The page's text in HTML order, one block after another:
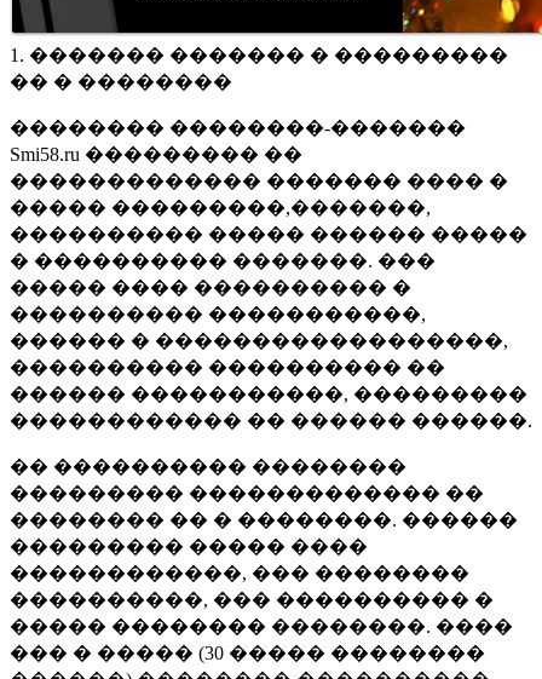
1. ������� ������� � ���������
�� � ��������
�������� ��������-�������
Smi58.ru ��������� ��
������������� ������� ���� �
����� ���������,�������,
���������� ����� ������ �����
� ���������� �������. ���
����� ���� ���������� �
���������� �����������,
������ � ������������������,
���������� ���������� ��
������ �����������, ���������
������������ �� ������ ������.
�� ���������� ��������
��������� ������������� ��
�������� �� � ��������. ������
��������� ����� ����
������������, ��� ��������
����������, ��� ���������� �
����� �������� ��������. ����
��� � ����� (30 ����� ��������